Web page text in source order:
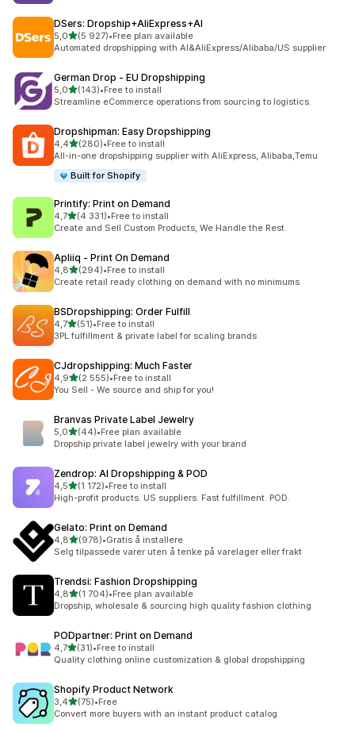
DSers: Dropship+AliExpress+AI
5,0av 5 stjerner
(5 927)
Totalt 5927 omtaler
•Free plan available
Automated dropshipping with AI&AliExpress/Alibaba/US supplier
German Drop ‑ EU Dropshipping
5,0av 5 stjerner
(143)
Totalt 143 omtaler
•Free to install
Streamline eCommerce operations from sourcing to logistics.
Dropshipman: Easy Dropshipping
4,4av 5 stjerner
(280)
Totalt 280 omtaler
•Free to install
All-in-one dropshipping supplier with AliExpress, Alibaba,Temu
Built for Shopify
Printify: Print on Demand
4,7av 5 stjerner
(4 331)
Totalt 4331 omtaler
•Free to install
Create and Sell Custom Products, We Handle the Rest.
Apliiq ‑ Print On Demand
4,8av 5 stjerner
(294)
Totalt 294 omtaler
•Free to install
Create retail ready clothing on demand with no minimums
BSDropshipping: Order Fulfill
4,7av 5 stjerner
(51)
Totalt 51 omtaler
•Free to install
3PL fulfillment & private label for scaling brands
CJdropshipping: Much Faster
4,9av 5 stjerner
(2 555)
Totalt 2555 omtaler
•Free to install
You Sell - We source and ship for you!
Branvas Private Label Jewelry
5,0av 5 stjerner
(44)
Totalt 44 omtaler
•Free plan available
Dropship private label jewelry with your brand
Zendrop: AI Dropshipping & POD
4,5av 5 stjerner
(1 172)
Totalt 1172 omtaler
•Free to install
High-profit products. US suppliers. Fast fulfillment. POD.
Gelato: Print on Demand
4,8av 5 stjerner
(978)
Totalt 978 omtaler
•Gratis å installere
Selg tilpassede varer uten å tenke på varelager eller frakt
Trendsi: Fashion Dropshipping
4,8av 5 stjerner
(1 704)
Totalt 1704 omtaler
•Free plan available
Dropship, wholesale & sourcing high quality fashion clothing
PODpartner: Print on Demand
4,7av 5 stjerner
(31)
Totalt 31 omtaler
•Free to install
Quality clothing online customization & global dropshipping
Shopify Product Network
3,4av 5 stjerner
(75)
Totalt 75 omtaler
•Free
Convert more buyers with an instant product catalog